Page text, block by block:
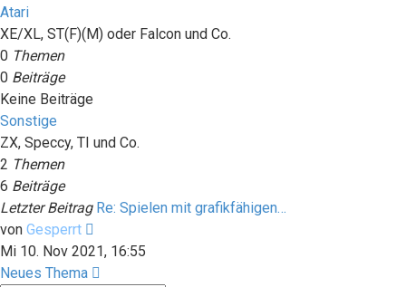
Atari
XE/XL, ST(F)(M) oder Falcon und Co.
0 Themen
0 Beiträge
Keine Beiträge
Sonstige
ZX, Speccy, TI und Co.
2 Themen
6 Beiträge
Letzter Beitrag Re: Spielen mit grafikfähigen…
von Gesperrt
Beitrag
Mi 10. Nov 2021, 16:55
Neues Thema